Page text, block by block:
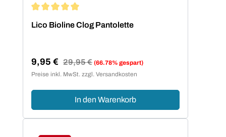
Lico Bioline Clog Pantolette
Verkaufspreis:
9,95 € Regulärer Preis:
29,95 € (66.78% gespart)
Preise inkl. MwSt. zzgl. Versandkosten
In den Warenkorb